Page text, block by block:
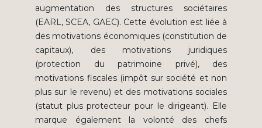
augmentation des structures sociétaires
(EARL, SCEA, GAEC). Cette évolution est liée à
des motivations économiques (constitution de
capitaux), des motivations juridiques
(protection du patrimoine privé), des
motivations fiscales (impôt sur société et non
plus sur le revenu) et des motivations sociales
(statut plus protecteur pour le dirigeant). Elle
marque également la volonté des chefs